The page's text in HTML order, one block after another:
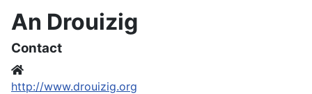
An Drouizig
Contact
Site Web
http://www.drouizig.org